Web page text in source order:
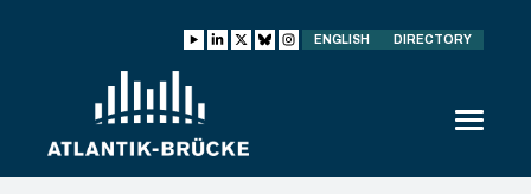
ENGLISH DIRECTORY